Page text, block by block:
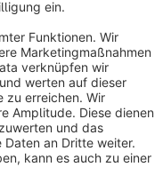
IT Schnittstelle